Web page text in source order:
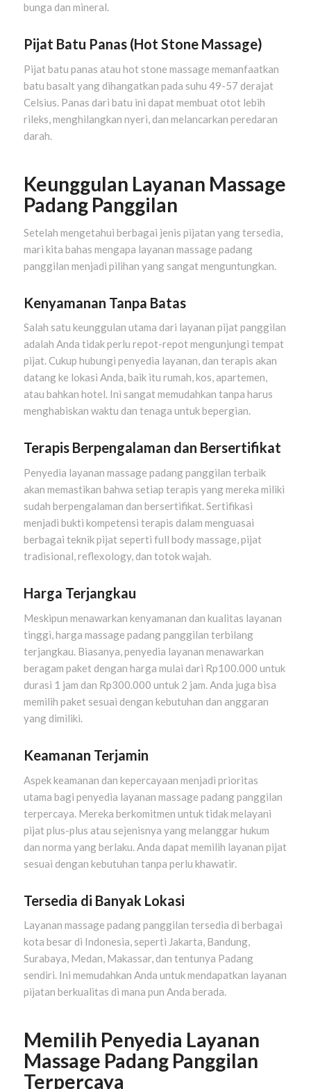
bunga dan mineral.
Pijat Batu Panas (Hot Stone Massage)
Pijat batu panas atau hot stone massage memanfaatkan
batu basalt yang dihangatkan pada suhu 49-57 derajat
Celsius. Panas dari batu ini dapat membuat otot lebih
rileks, menghilangkan nyeri, dan melancarkan peredaran
darah.
Keunggulan Layanan Massage
Padang Panggilan
Setelah mengetahui berbagai jenis pijatan yang tersedia,
mari kita bahas mengapa layanan massage padang
panggilan menjadi pilihan yang sangat menguntungkan.
Kenyamanan Tanpa Batas
Salah satu keunggulan utama dari layanan pijat panggilan
adalah Anda tidak perlu repot-repot mengunjungi tempat
pijat. Cukup hubungi penyedia layanan, dan terapis akan
datang ke lokasi Anda, baik itu rumah, kos, apartemen,
atau bahkan hotel. Ini sangat memudahkan tanpa harus
menghabiskan waktu dan tenaga untuk bepergian.
Terapis Berpengalaman dan Bersertifikat
Penyedia layanan massage padang panggilan terbaik
akan memastikan bahwa setiap terapis yang mereka miliki
sudah berpengalaman dan bersertifikat. Sertifikasi
menjadi bukti kompetensi terapis dalam menguasai
berbagai teknik pijat seperti full body massage, pijat
tradisional, reflexology, dan totok wajah.
Harga Terjangkau
Meskipun menawarkan kenyamanan dan kualitas layanan
tinggi, harga massage padang panggilan terbilang
terjangkau. Biasanya, penyedia layanan menawarkan
beragam paket dengan harga mulai dari Rp100.000 untuk
durasi 1 jam dan Rp300.000 untuk 2 jam. Anda juga bisa
memilih paket sesuai dengan kebutuhan dan anggaran
yang dimiliki.
Keamanan Terjamin
Aspek keamanan dan kepercayaan menjadi prioritas
utama bagi penyedia layanan massage padang panggilan
terpercaya. Mereka berkomitmen untuk tidak melayani
pijat plus-plus atau sejenisnya yang melanggar hukum
dan norma yang berlaku. Anda dapat memilih layanan pijat
sesuai dengan kebutuhan tanpa perlu khawatir.
Tersedia di Banyak Lokasi
Layanan massage padang panggilan tersedia di berbagai
kota besar di Indonesia, seperti Jakarta, Bandung,
Surabaya, Medan, Makassar, dan tentunya Padang
sendiri. Ini memudahkan Anda untuk mendapatkan layanan
pijatan berkualitas di mana pun Anda berada.
Memilih Penyedia Layanan
Massage Padang Panggilan
Terpercaya